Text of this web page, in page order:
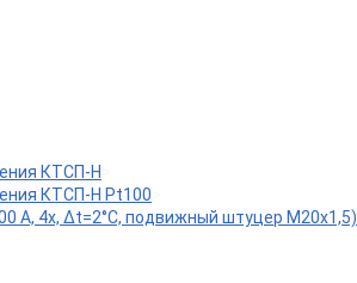
КТСП-Н
КТСП-Н Pt100
A, 4х, Δt=2°C, подвижный штуцер М20х1,5)